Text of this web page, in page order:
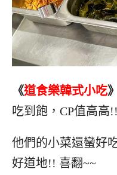
《道食樂韓式小吃》
吃到飽，CP值高高!!
他們的小菜還蠻好
好道地!! 喜翻~~